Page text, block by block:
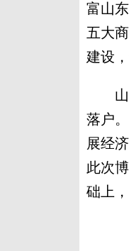
富山
五大
建设
山东
落户
展经
此次
础上